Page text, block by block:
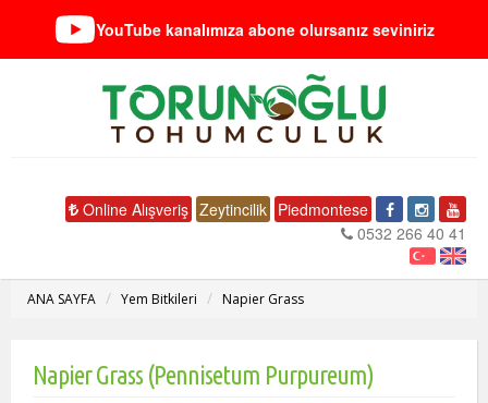
YouTube kanalımıza abone olursanız seviniriz
Online Alışveriş Zeytincilik Piedmontese
0532 266 40 41
ANA SAYFA Yem Bitkileri Napier Grass
Napier Grass (Pennisetum Purpureum)